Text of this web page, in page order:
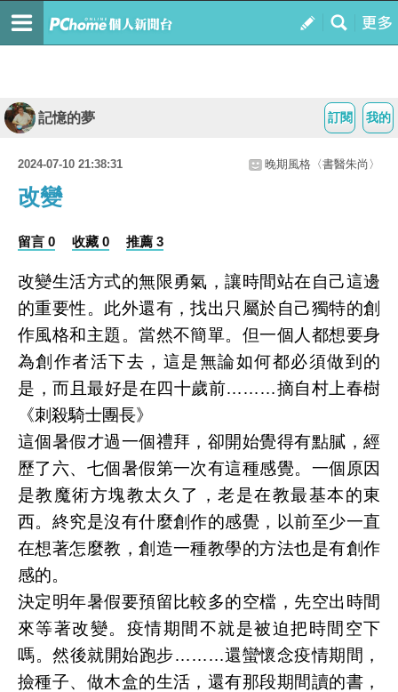
我的
訂閱
記憶的夢
2024-07-10 21:38:31 晚期風格〈書醫朱尚〉
改變
留言 0 收藏 0 推薦 3
改變生活方式的無限勇氣，讓時間站在自己這邊
的重要性。此外還有，找出只屬於自己獨特的創
作風格和主題。當然不簡單。但一個人都想要身
為創作者活下去，這是無論如何都必須做到的
是，而且最好是在四十歲前………摘自村上春樹
《刺殺騎士團長》
這個暑假才過一個禮拜，卻開始覺得有點膩，經
歷了六、七個暑假第一次有這種感覺。一個原因
是教魔術方塊教太久了，老是在教最基本的東
西。終究是沒有什麼創作的感覺，以前至少一直
在想著怎麼教，創造一種教學的方法也是有創作
感的。
決定明年暑假要預留比較多的空檔，先空出時間
來等著改變。疫情期間不就是被迫把時間空下
嗎。然後就開始跑步………還蠻懷念疫情期間，
撿種子、做木盒的生活，還有那段期間讀的書，